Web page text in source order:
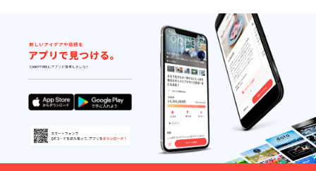
された
ラベル
や注意
書きを
ご確認
くださ
い。」
苦味も
ありま
せん。
・普通
の緑茶
やほう
じ茶と
同じ感
覚でお
召し上
がりい
ただけ
ます。
【ご飯
恵み
「くま
笹」
を、こ
だわり
の製法
で、 生
姜の引
き立つ
ノンカ
フェイ
チャイ
に仕上